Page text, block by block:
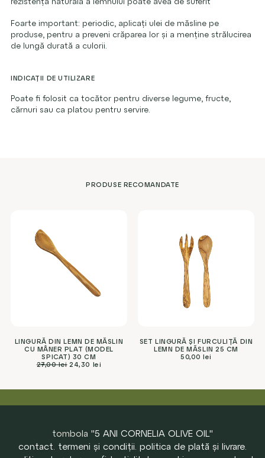
Foarte important: periodic, aplicați ulei de măsline pe
produse, pentru a preveni crăparea lor și a menține strălucirea
de lungă durată a culorii.
INDICAȚII DE UTILIZARE
Poate fi folosit ca tocător pentru diverse legume, fructe,
cărnuri sau ca platou pentru servire.
PRODUSE RECOMANDATE
LINGURĂ DIN LEMN DE MĂSLIN
CU MÂNER PLAT (MODEL
SPICAT) 30 CM
27,00lei 24,30 lei
SET LINGURĂ ȘI FURCULIȚĂ DIN
LEMN DE MĂSLIN 25 CM
50,00lei
tombola "5 ANI CORNELIA OLIVE OIL"
contact termeni și condiții politica de plată și livrare